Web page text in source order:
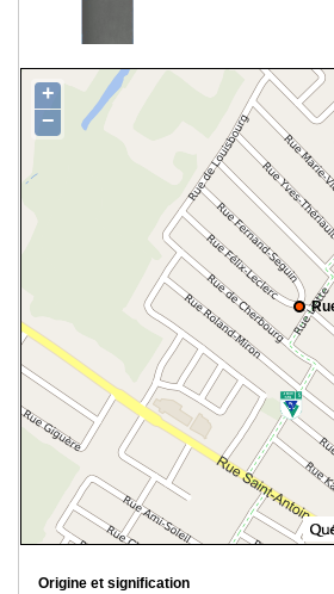
+
−
Origine et signification